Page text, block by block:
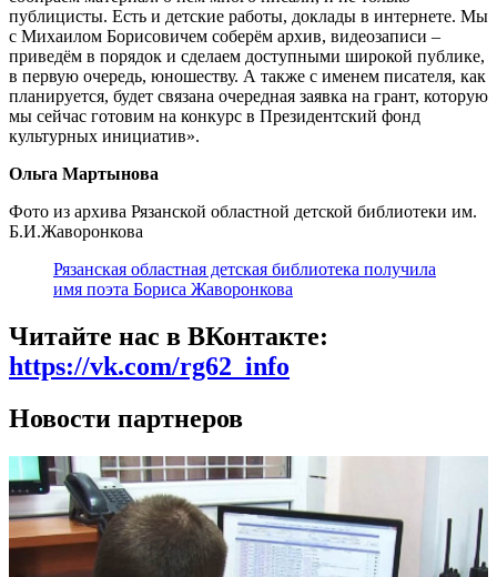
публицисты. Есть и детские работы, доклады в интернете. Мы
с Михаилом Борисовичем соберём архив, видеозаписи –
приведём в порядок и сделаем доступными широкой публике,
в первую очередь, юношеству. А также с именем писателя, как
планируется, будет связана очередная заявка на грант, которую
мы сейчас готовим на конкурс в Президентский фонд
культурных инициатив».
Ольга Мартынова
Фото из архива Рязанской областной детской библиотеки им.
Б.И.Жаворонкова
Рязанская областная детская библиотека получила
имя поэта Бориса Жаворонкова
Читайте нас в ВКонтакте:
https://vk.com/rg62_info
Новости партнеров